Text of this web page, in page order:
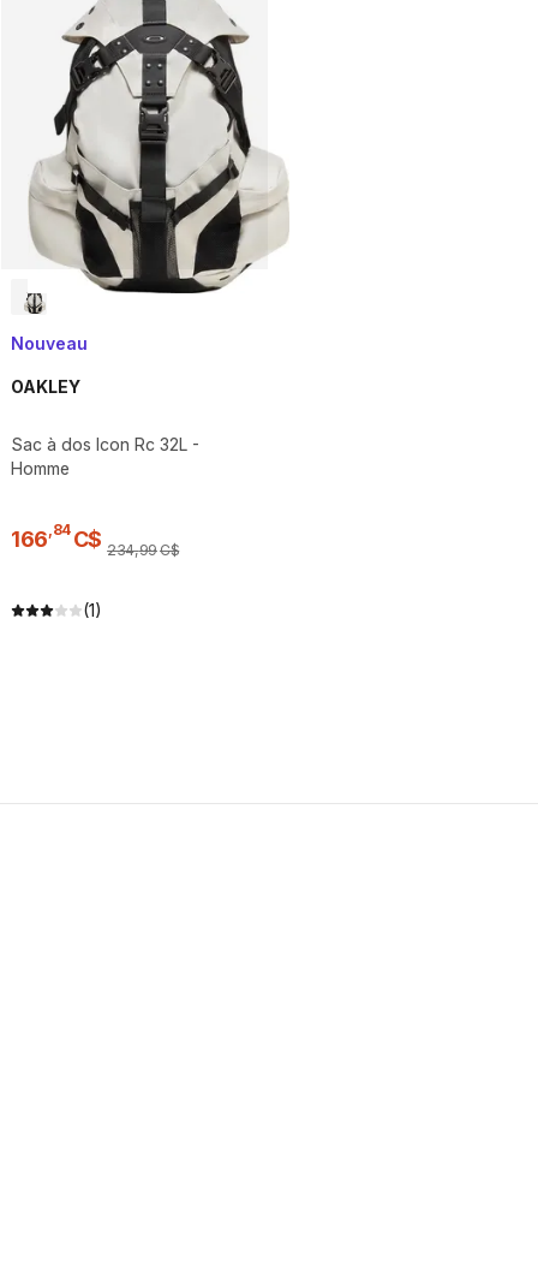
Nouveau
OAKLEY
Sac à dos Icon Rc 32L -
Homme
166 84 C$ 234,99C$
(1)